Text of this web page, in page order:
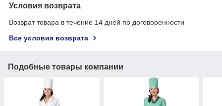
Условия возврата
Возврат товара в течение 14 дней по договоренности
Все условия возврата
Подобные товары компании